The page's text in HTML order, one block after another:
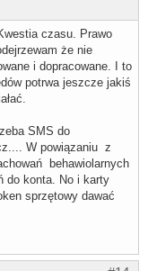
czasu. Prawo
że nie
i dopracowane. I to
potrwa jeszcze jakiś
SMS do
W powiązaniu z
behawiolarnych
do konta. No i karty
sprzętowy dawać